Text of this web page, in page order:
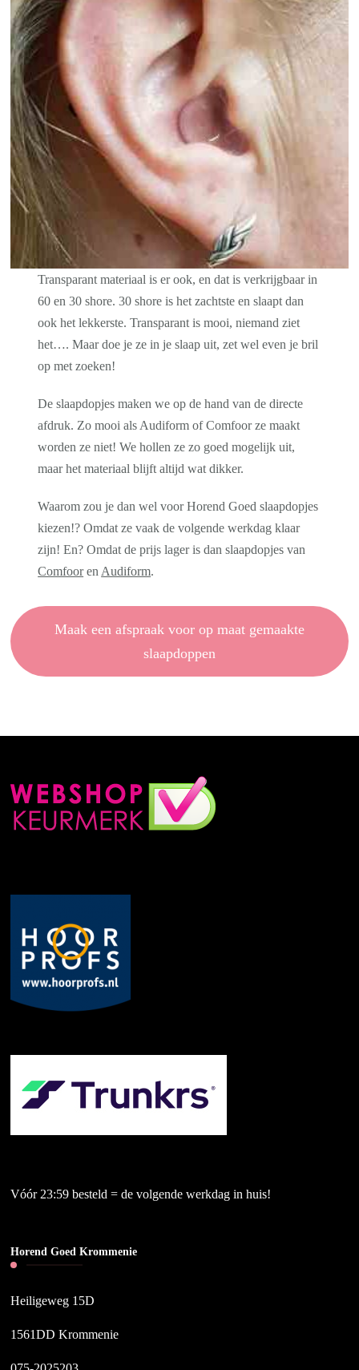
Transparant materiaal is er ook, en dat is verkrijgbaar in
60 en 30 shore. 30 shore is het zachtste en slaapt dan
ook het lekkerste. Transparant is mooi, niemand ziet
het…. Maar doe je ze in je slaap uit, zet wel even je bril
op met zoeken!
De slaapdopjes maken we op de hand van de directe
afdruk. Zo mooi als Audiform of Comfoor ze maakt
worden ze niet! We hollen ze zo goed mogelijk uit,
maar het materiaal blijft altijd wat dikker.
Waarom zou je dan wel voor Horend Goed slaapdopjes
kiezen!? Omdat ze vaak de volgende werkdag klaar
zijn! En? Omdat de prijs lager is dan slaapdopjes van
Comfooren Audiform.
Maak een afspraak voor op maat gemaakte
slaapdoppen
Vóór 23:59 besteld = de volgende werkdag in huis!
Horend Goed Krommenie
Heiligeweg 15D
1561DD Krommenie